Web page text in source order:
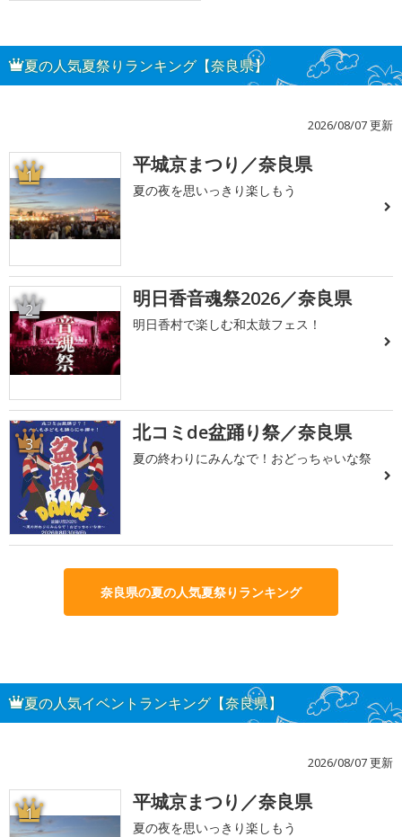
夏の人気夏祭りランキング【奈良県】
2026/08/07 更新
1 平城京まつり／奈良県
夏の夜を思いっきり楽しもう
2 明日香音魂祭2026／奈良県
明日香村で楽しむ和太鼓フェス！
3 北コミde盆踊り祭／奈良県
夏の終わりにみんなで！おどっちゃいな祭
奈良県の夏の人気夏祭りランキング
夏の人気イベントランキング【奈良県】
2026/08/07 更新
1 平城京まつり／奈良県
夏の夜を思いっきり楽しもう